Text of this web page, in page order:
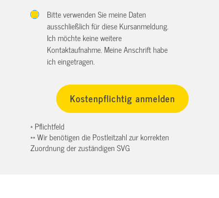
Bitte verwenden Sie meine Daten
ausschließlich für diese Kursanmeldung.
Ich möchte keine weitere
Kontaktaufnahme. Meine Anschrift habe
ich eingetragen.
* Pflichtfeld
** Wir benötigen die Postleitzahl zur korrekten
Zuordnung der zuständigen SVG